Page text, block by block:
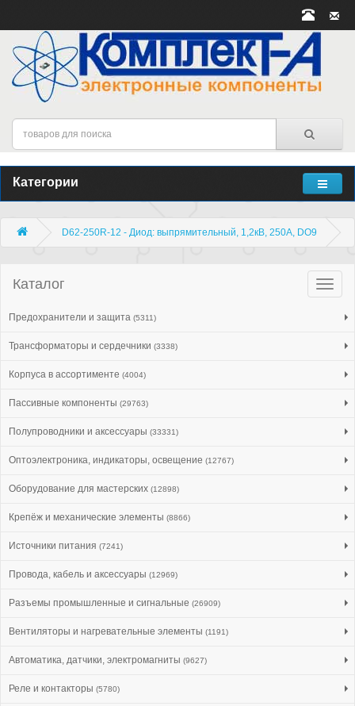
Категории
D62-250R-12 - Диод: выпрямительный, 1,2кВ, 250А, DO9
Каталог
Предохранители и защита (5311)
Трансформаторы и сердечники (3338)
Корпуса в ассортименте (4004)
Пассивные компоненты (29763)
Полупроводники и аксессуары (33331)
Оптоэлектроника, индикаторы, освещение (12767)
Оборудование для мастерских (12898)
Крепёж и механические элементы (8866)
Источники питания (7241)
Провода, кабель и аксессуары (12969)
Разъемы промышленные и сигнальные (26909)
Вентиляторы и нагревательные элементы (1191)
Автоматика, датчики, электромагниты (9627)
Реле и контакторы (5780)